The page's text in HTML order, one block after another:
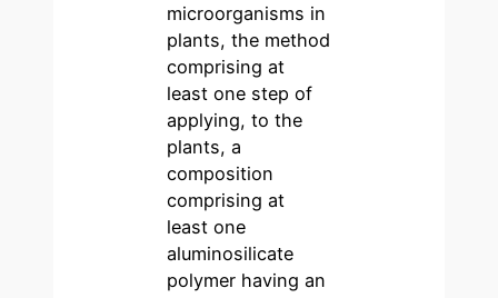
microorganisms in
plants, the method
comprising at
least one step of
applying, to the
plants, a
composition
comprising at
least one
aluminosilicate
polymer having an